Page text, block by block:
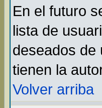
En el futuro
lista de
deseados de
tienen la
Volver arriba